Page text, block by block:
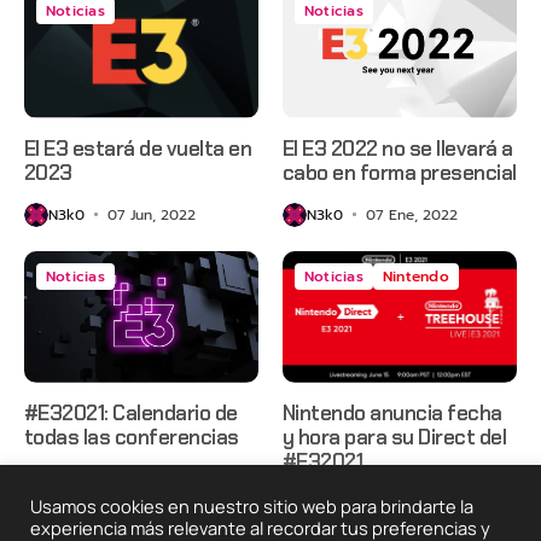
Noticias
El E3 estará de vuelta en
2023
N3k0 07 Jun, 2022
Noticias
El E3 2022 no se llevará a
cabo en forma presencial
N3k0 07 Ene, 2022
Noticias
#E32021: Calendario de
todas las conferencias
Noticias Nintendo
Nintendo anuncia fecha
y hora para su Direct del
#E32021
N3k0 02 Jun, 2021
Usamos cookies en nuestro sitio web para brindarte la
experiencia más relevante al recordar tus preferencias y